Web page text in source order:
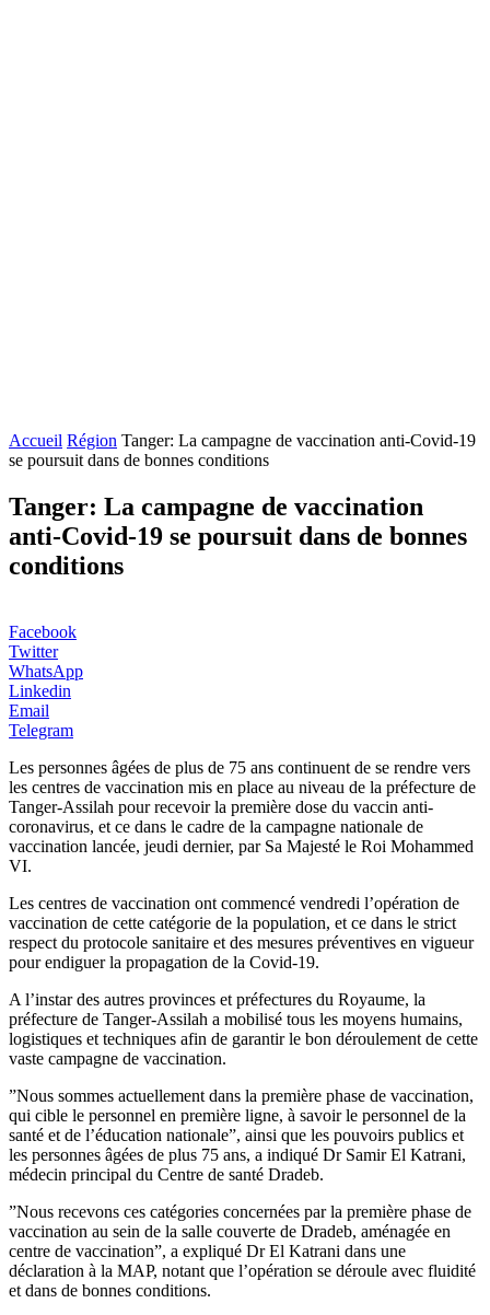
Accueil Région Tanger: La campagne de vaccination anti-Covid-19
se poursuit dans de bonnes conditions
Tanger: La campagne de vaccination
anti-Covid-19 se poursuit dans de bonnes
conditions
Facebook
Twitter
WhatsApp
Linkedin
Email
Telegram
Les personnes âgées de plus de 75 ans continuent de se rendre vers
les centres de vaccination mis en place au niveau de la préfecture de
Tanger-Assilah pour recevoir la première dose du vaccin anti-
coronavirus, et ce dans le cadre de la campagne nationale de
vaccination lancée, jeudi dernier, par Sa Majesté le Roi Mohammed
VI.
Les centres de vaccination ont commencé vendredi l’opération de
vaccination de cette catégorie de la population, et ce dans le strict
respect du protocole sanitaire et des mesures préventives en vigueur
pour endiguer la propagation de la Covid-19.
A l’instar des autres provinces et préfectures du Royaume, la
préfecture de Tanger-Assilah a mobilisé tous les moyens humains,
logistiques et techniques afin de garantir le bon déroulement de cette
vaste campagne de vaccination.
”Nous sommes actuellement dans la première phase de vaccination,
qui cible le personnel en première ligne, à savoir le personnel de la
santé et de l’éducation nationale”, ainsi que les pouvoirs publics et
les personnes âgées de plus 75 ans, a indiqué Dr Samir El Katrani,
médecin principal du Centre de santé Dradeb.
”Nous recevons ces catégories concernées par la première phase de
vaccination au sein de la salle couverte de Dradeb, aménagée en
centre de vaccination”, a expliqué Dr El Katrani dans une
déclaration à la MAP, notant que l’opération se déroule avec fluidité
et dans de bonnes conditions.